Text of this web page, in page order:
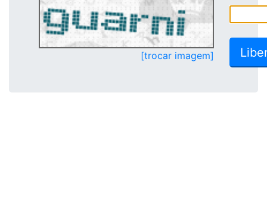
[trocar imagem]